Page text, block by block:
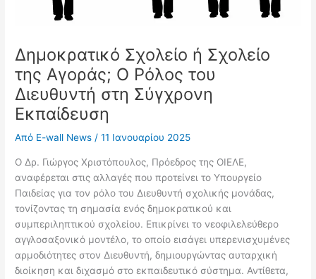
Δημοκρατικό Σχολείο ή Σχολείο
της Αγοράς; Ο Ρόλος του
Διευθυντή στη Σύγχρονη
Εκπαίδευση
Από E-wall News/11 Ιανουαρίου 2025
Ο Δρ. Γιώργος Χριστόπουλος, Πρόεδρος της ΟΙΕΛΕ,
αναφέρεται στις αλλαγές που προτείνει το Υπουργείο
Παιδείας για τον ρόλο του Διευθυντή σχολικής μονάδας,
τονίζοντας τη σημασία ενός δημοκρατικού και
συμπεριληπτικού σχολείου. Επικρίνει το νεοφιλελεύθερο
αγγλοσαξονικό μοντέλο, το οποίο εισάγει υπερενισχυμένες
αρμοδιότητες στον Διευθυντή, δημιουργώντας αυταρχική
διοίκηση και διχασμό στο εκπαιδευτικό σύστημα. Αντίθετα,